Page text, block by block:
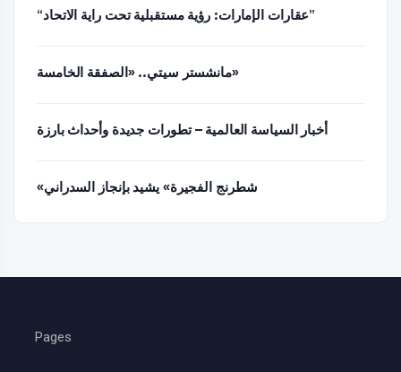
“عقارات الإمارات: رؤية مستقبلية تحت راية الاتحاد”
مانشستر سيتي.. «الصفقة الخامسة»
أخبار السياسة العالمية – تطورات جديدة وأحداث بارزة
«شطرنج الفجيرة» يشيد بإنجاز السدراني
Pages